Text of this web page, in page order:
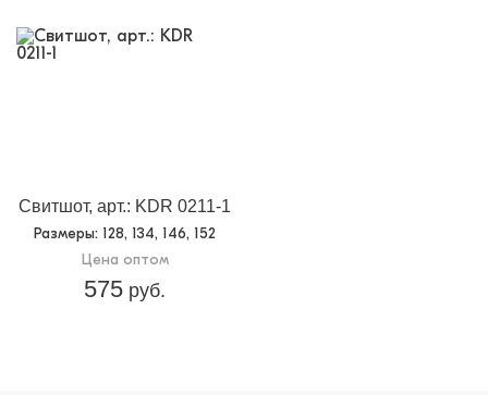
Свитшот, арт.: KDR 0211-1
Размеры: 128, 134, 146, 152
Цена оптом
575 руб.